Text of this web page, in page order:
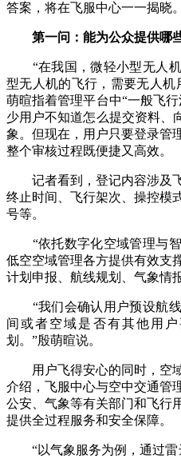
答案，将在飞服中心一一揭晓。
第一问：能为公众提供哪
“在我国，微轻小型无人机
型无人机的飞行，需要无人
萌暄指着管理平台中“一般飞
少用户不知道怎么提交资料、
象。但现在，用户只要登录管
整个审核过程既便捷又高效。
记者看到，登记内容涉及
终止时间、飞行架次、操控模
号等。
“依托数字化空域管理与智
低空空域管理各方提供有效支
计划申报、航线规划、气象情
“我们会确认用户预设航线
间或者空域是否有其他用
划。”殷萌暄说。
用户飞得安心的同时，空
介绍，飞服中心与空中交通管
公安、气象等有关部门和飞行
提供全过程服务和安全保障。
“以气象服务为例，通过雷